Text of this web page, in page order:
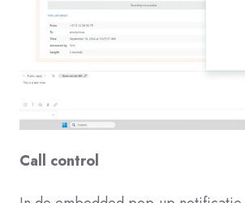
Call control